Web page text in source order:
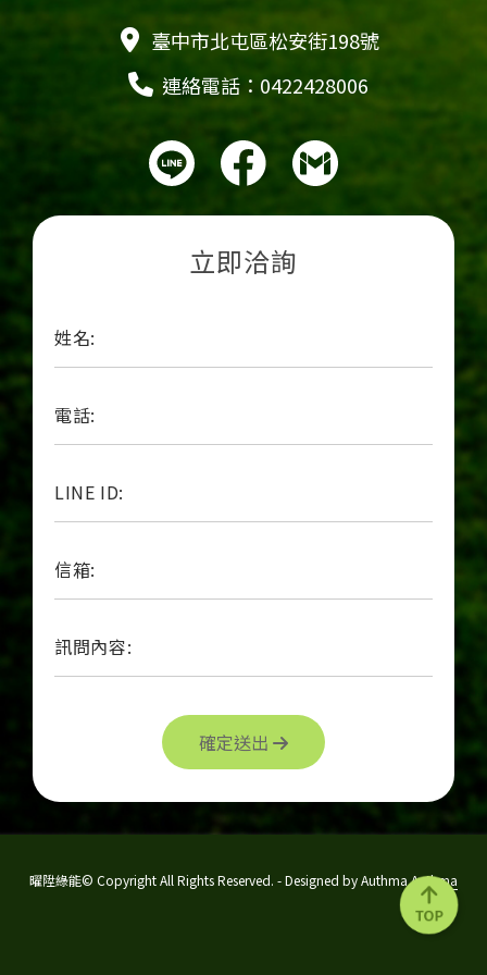
臺中市北屯區松安街198號
連絡電話：0422428006
立即洽詢
姓名:
電話:
LINE ID:
信箱:
訊問內容:
確定送出
曜陞綠能© Copyright All Rights Reserved. - Designed by AuthmaAuthma